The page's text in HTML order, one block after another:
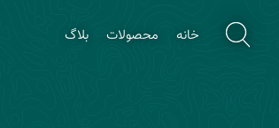
خانه محصولات بلاگ